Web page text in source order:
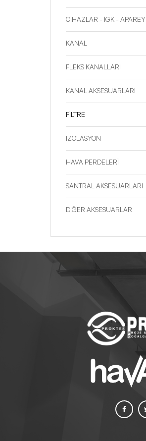
CİHAZLAR - İGK - APAREY
KANAL
FLEKS KANALLARI
KANAL AKSESUARLARI
FİLTRE
İZOLASYON
HAVA PERDELERİ
SANTRAL AKSESUARLARI
DIĞER AKSESUARLAR